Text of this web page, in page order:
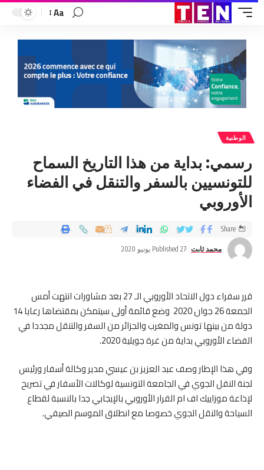
Aa
الوطنية
رسمي: بداية من هذا التاريخ السماح
للتونسيين بالسفر والتنقل في الفضاء
الأوروبي
محمد ثابت Published 27 يونيو 2020
Share
قرر سفراء دول الاتحاد الأوروبي الـ 27 بعد مشاورات انتهت أمس
الجمعة 26 جوان 2020 وضع قائمة أولى سيتمكن بمقتضاها رعايا 14
دولة من بينها تونس والمغرب والجزائر من السفر والتنقل مجددا في
الفضاء الأوروبي بداية من غرة جويلية 2020.
وفي هذا الإطار وصف عبد العزيز بن عيسي مدير وكالة أسفار ورئيس
لجنة النقل الجوي في الجامعة التونسية لوكالات الأسفار في تصريح
لإذاعة موزاييك اف ام القرار الأوروبي بالإيجابي جدا بالنسبة لقطاع
السياحة والنقل الجوي خصوصا مع انطلاق الموسم الصيفي.